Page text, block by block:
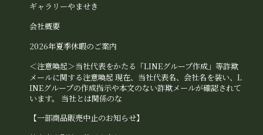
ギャラリーやませき
会社概要
2026年夏季休暇のご案内
＜注意喚起＞当社代表をかたる「LINEグループ作成」等詐欺
メールに関する注意喚起 現在、当社代表名、会社名を装い、L
INEグループの作成指示や本文のない詐欺メールが確認されて
います。 当社とは関係のな
【一部商品販売中止のお知らせ】